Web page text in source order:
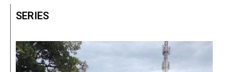
SERIES